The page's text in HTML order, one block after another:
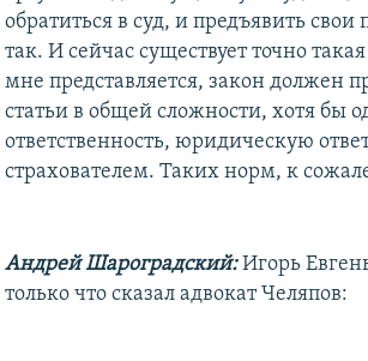
обратиться в суд, и предъявить
так. И сейчас существует точно
мне представляется, закон должен
статьи в общей сложности, хотя бы
ответственность, юридическую
страхователем. Таких норм, к
Андрей Шароградский:Игорь
только что сказал адвокат Челяпов: